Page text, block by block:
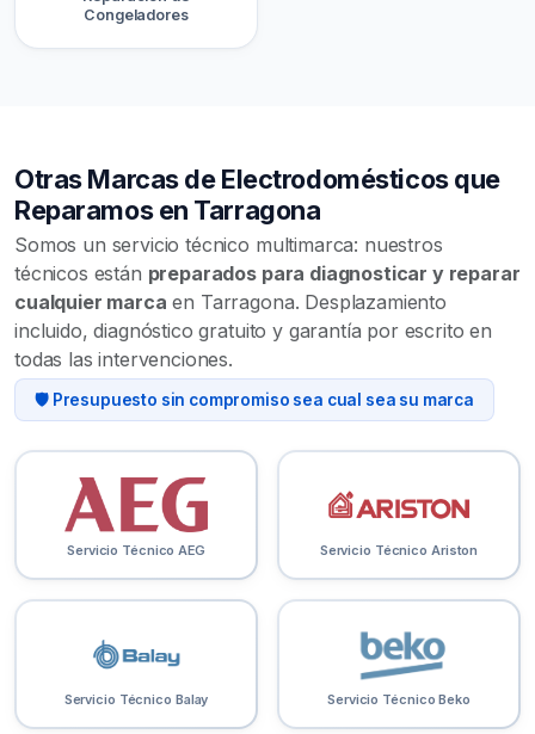
Congeladores
Otras Marcas de Electrodomésticos que
Reparamos en Tarragona
Somos un servicio técnico multimarca: nuestros
técnicos están preparados para diagnosticar y reparar
cualquier marca en Tarragona. Desplazamiento
incluido, diagnóstico gratuito y garantía por escrito en
todas las intervenciones.
🛡️ Presupuesto sin compromiso sea cual sea su marca
Servicio Técnico AEG Servicio Técnico Ariston
Servicio Técnico Balay Servicio Técnico Beko